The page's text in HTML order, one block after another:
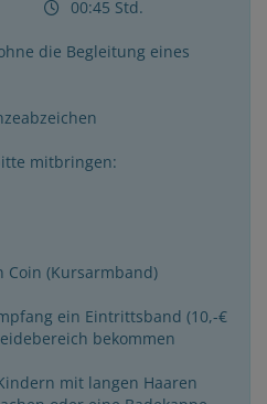
00:45 Std.
die Begleitung eines
mitbringen:
Coin (Kursarmband)
ein Eintrittsband (10,-€
bekommen
mit langen Haaren